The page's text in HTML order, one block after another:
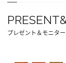
プレゼント＆モニター